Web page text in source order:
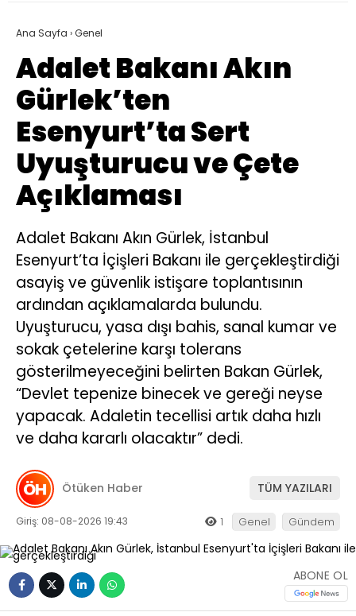
Ana Sayfa ›Genel
Adalet Bakanı Akın
Gürlek’ten
Esenyurt’ta Sert
Uyuşturucu ve Çete
Açıklaması
Adalet Bakanı Akın Gürlek, İstanbul
Esenyurt’ta İçişleri Bakanı ile gerçekleştirdiği
asayiş ve güvenlik istişare toplantısının
ardından açıklamalarda bulundu.
Uyuşturucu, yasa dışı bahis, sanal kumar ve
sokak çetelerine karşı tolerans
gösterilmeyeceğini belirten Bakan Gürlek,
“Devlet tepenize binecek ve gereği neyse
yapacak. Adaletin tecellisi artık daha hızlı
ve daha kararlı olacaktır” dedi.
Ötüken Haber TÜM YAZILARI
Giriş: 08-08-2026 19:43 1 Genel Gündem
ABONE OL